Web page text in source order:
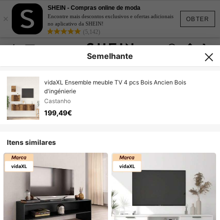
OBTER
×
SHEIN - Compras online de moda
Encontre mais descontos exclusivos e ofertas adicionais
no aplicativo da SHEIN!
(5,142)
Semelhante
vidaXL Ensemble meuble TV 4 pcs Bois Ancien Bois
d'ingénierie
Castanho
199,49€
Itens similares